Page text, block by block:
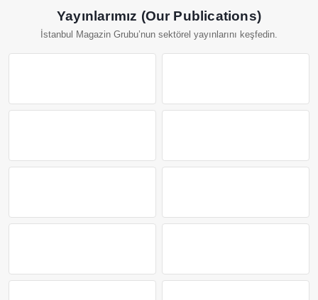
Yayınlarımız (Our Publications)
İstanbul Magazin Grubu’nun sektörel yayınlarını keşfedin.